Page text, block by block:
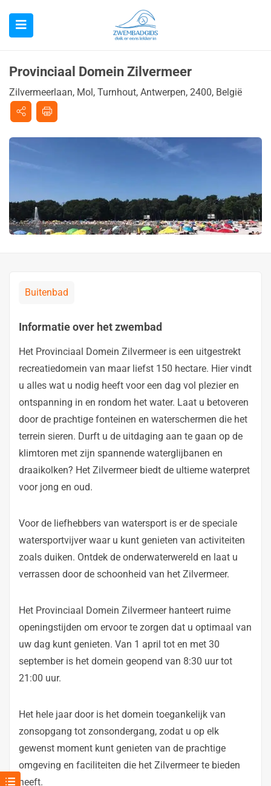
Provinciaal Domein Zilvermeer
Zilvermeerlaan, Mol, Turnhout, Antwerpen, 2400, België
Buitenbad
Informatie over het zwembad
Het Provinciaal Domein Zilvermeer is een uitgestrekt
recreatiedomein van maar liefst 150 hectare. Hier vindt
u alles wat u nodig heeft voor een dag vol plezier en
ontspanning in en rondom het water. Laat u betoveren
door de prachtige fonteinen en waterschermen die het
terrein sieren. Durft u de uitdaging aan te gaan op de
klimtoren met zijn spannende waterglijbanen en
draaikolken? Het Zilvermeer biedt de ultieme waterpret
voor jong en oud.
Voor de liefhebbers van watersport is er de speciale
watersportvijver waar u kunt genieten van activiteiten
zoals duiken. Ontdek de onderwaterwereld en laat u
verrassen door de schoonheid van het Zilvermeer.
Het Provinciaal Domein Zilvermeer hanteert ruime
openingstijden om ervoor te zorgen dat u optimaal van
uw dag kunt genieten. Van 1 april tot en met 30
september is het domein geopend van 8:30 uur tot
21:00 uur.
Het hele jaar door is het domein toegankelijk van
zonsopgang tot zonsondergang, zodat u op elk
gewenst moment kunt genieten van de prachtige
omgeving en faciliteiten die het Zilvermeer te bieden
heeft.